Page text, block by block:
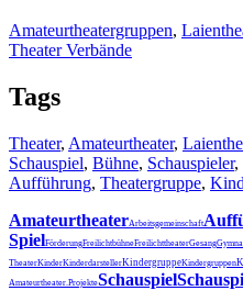
Amateurtheatergruppen,
Theater Verbände
Tags
Theater, Amateurtheater,
Schauspiel, Bühne, Schauspieler,
Aufführung, Theatergruppe,
AmateurtheaterArbeitsgemeinschaft
SpielFörderungFreilichtbühneFreilichttheaterGesang
TheaterKinderKinderdarstellerKindergruppeKindergruppen
Amateurtheater. ProjekteSchauspiel